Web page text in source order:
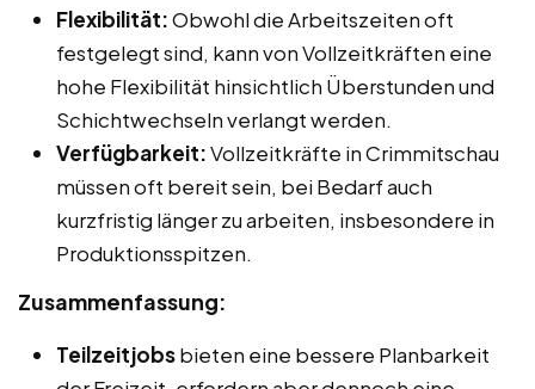
Flexibilität:Obwohl die Arbeitszeiten oft
festgelegt sind, kann von Vollzeitkräften eine
hohe Flexibilität hinsichtlich Überstunden und
Schichtwechseln verlangt werden.
Verfügbarkeit:Vollzeitkräfte in Crimmitschau
müssen oft bereit sein, bei Bedarf auch
kurzfristig länger zu arbeiten, insbesondere in
Produktionsspitzen.
Zusammenfassung:
Teilzeitjobsbieten eine bessere Planbarkeit